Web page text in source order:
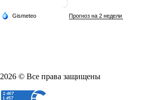
2026 © Все права защищены